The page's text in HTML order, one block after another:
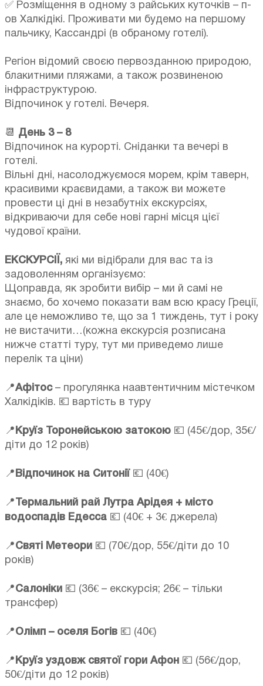
✅ Розміщення в одному з райських куточків – п-
ов Халкідікі. Проживати ми будемо на першому
пальчику, Кассандрі (в обраному готелі).
Регіон відомий своєю первозданною природою,
блакитними пляжами, а також розвиненою
інфраструктурою.
Відпочинок у готелі. Вечеря.
📆 День 3 – 8
Відпочинок на курорті. Сніданки та вечері в
готелі.
Вільні дні, насолоджуємося морем, крім таверн,
красивими краєвидами, а також ви можете
провести ці дні в незабутніх екскурсіях,
відкриваючи для себе нові гарні місця цієї
чудової країни.
ЕКСКУРСІЇ, які ми відібрали для вас та із
задоволенням організуємо:
Щоправда, як зробити вибір – ми й самі не
знаємо, бо хочемо показати вам всю красу Греції,
але це неможливо те, що за 1 тиждень, тут і року
не вистачити…(кожна екскурсія розписана
нижче статті туру, тут ми приведемо лише
перелік та ціни)
📍Афітос– прогулянка наавтентичним містечком
Халкідіків. 💶 вартість в туру
📍 Круїз Торонейською затокою 💶 (45€/дор, 35€/
діти до 12 років)
📍 Відпочинок на Ситонії 💶 (40€)
📍
Термальний рай Лутра Арідея + місто
водоспадів Едесса 💶 (40€ + 3€ джерела)
📍Святі Метеори 💶 (70€/дор, 55€/діти до 10
років)
📍Салоніки 💶 (36€ – екскурсія; 26€ – тільки
трансфер)
📍Олімп – оселя Богів 💶 (40€)
📍 Круїз уздовж святої гори Афон 💶 (56€/дор,
50€/діти до 12 років)